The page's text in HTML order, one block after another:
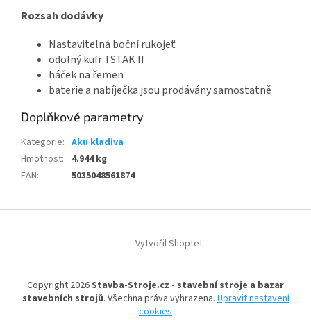
Rozsah dodávky
Nastavitelná boční rukojeť
odolný kufr TSTAK II
háček na řemen
baterie a nabíječka jsou prodávány samostatně
Doplňkové parametry
Kategorie: Aku kladiva
Hmotnost:
4.944 kg
EAN: 5035048561874
Vytvořil Shoptet
Copyright 2026Stavba-Stroje.cz - stavební stroje a bazar
stavebních strojů. Všechna práva vyhrazena.Upravit nastavení
cookies